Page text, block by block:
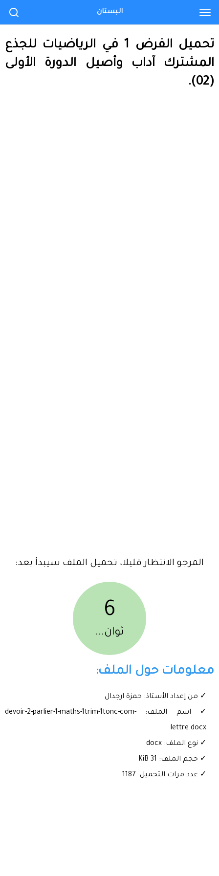
تحميل الفرض 1 في الرياضيات للجذع
المشترك آداب وأصيل الدورة الأولى
(02).
المرجو الانتظار قليلا، تحميل الملف سيبدأ بعد:
6
ثوان...
معلومات حول الملف:
✓ من إعداد الأستاذ: حمزة ارجدال
✓ اسم الملف: devoir-2-parlier-1-maths-1trim-1tonc-com-
lettre.docx
✓ نوع الملف: docx
✓ حجم الملف: 31 KiB
✓ عدد مرات التحميل: 1187
البستان